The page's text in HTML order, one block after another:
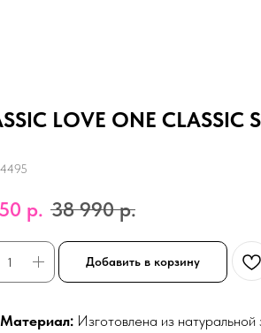
LOVE ONE CLASSIC
р. 38 990 р.
Добавить в корзину
Материал: Изготовлена из